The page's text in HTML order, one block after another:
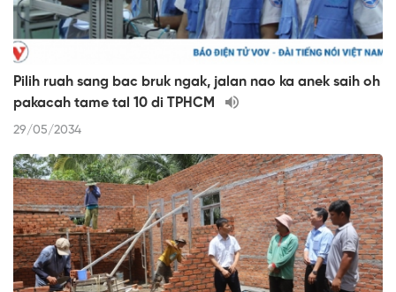
Pilih ruah sang bac bruk ngak, jalan nao ka anek saih oh
pakacah tame tal 10 di TPHCM
29/05/2034